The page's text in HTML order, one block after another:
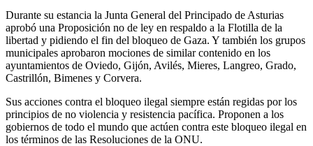
Durante su estancia la Junta General del Principado de Asturias
aprobó una Proposición no de ley en respaldo a la Flotilla de la
libertad y pidiendo el fin del bloqueo de Gaza. Y también los grupos
municipales aprobaron mociones de similar contenido en los
ayuntamientos de Oviedo, Gijón, Avilés, Mieres, Langreo, Grado,
Castrillón, Bimenes y Corvera.
Sus acciones contra el bloqueo ilegal siempre están regidas por los
principios de no violencia y resistencia pacífica. Proponen a los
gobiernos de todo el mundo que actúen contra este bloqueo ilegal en
los términos de las Resoluciones de la ONU.